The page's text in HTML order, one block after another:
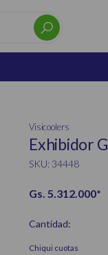
Visicoolers
Exhibidor
SKU: 34448
Gs. 5.312.000*
Cantidad:
Chiqui cuotas